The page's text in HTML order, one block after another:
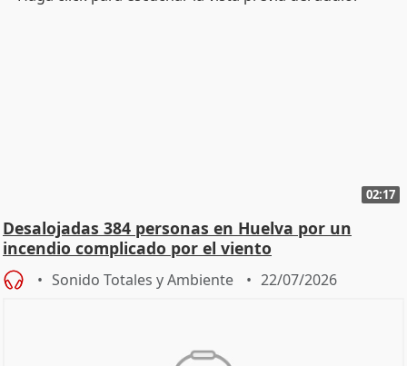
02:17
Desalojadas 384 personas en Huelva por un
incendio complicado por el viento
Sonido Totales y Ambiente 22/07/2026